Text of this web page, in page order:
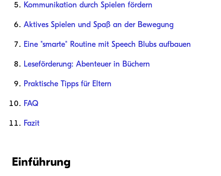
Kommunikation durch Spielen fördern
Aktives Spielen und Spaß an der Bewegung
Eine "smarte" Routine mit Speech Blubs aufbauen
Leseförderung: Abenteuer in Büchern
Praktische Tipps für Eltern
FAQ
Fazit
Einführung